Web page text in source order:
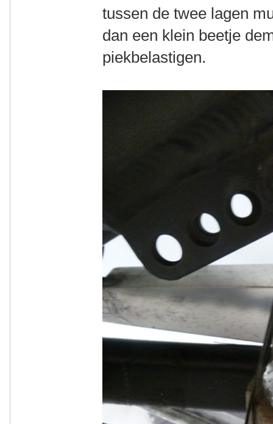
tussen de twee lagen
dan een klein beetje
piekbelastigen.